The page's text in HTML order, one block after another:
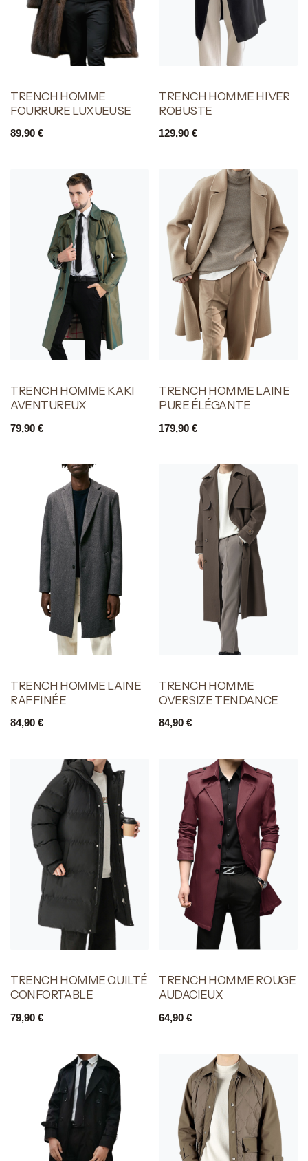
TRENCH HOMME
FOURRURE LUXUEUSE
89,90 €
TRENCH HOMME HIVER
ROBUSTE
129,90 €
TRENCH HOMME KAKI
AVENTUREUX
79,90 €
TRENCH HOMME LAINE
PURE ÉLÉGANTE
179,90 €
TRENCH HOMME LAINE
RAFFINÉE
84,90 €
TRENCH HOMME
OVERSIZE TENDANCE
84,90 €
TRENCH HOMME QUILTÉ
CONFORTABLE
79,90 €
TRENCH HOMME ROUGE
AUDACIEUX
64,90 €